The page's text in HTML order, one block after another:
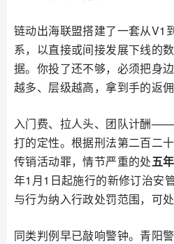
链动出海联盟搭建了一套从V1
系，以直接或间接发展下线的
据。你投了还不够，必须把身
越多、层级越高，拿到手的返佣
入门费、拉人头、团队计酬
打的定性。根据刑法第二百二
传销活动罪，情节严重的处五
年1月1日起施行的新修订治安
与行为纳入行政处罚范围，可处
同类判例早已敲响警钟。青阳